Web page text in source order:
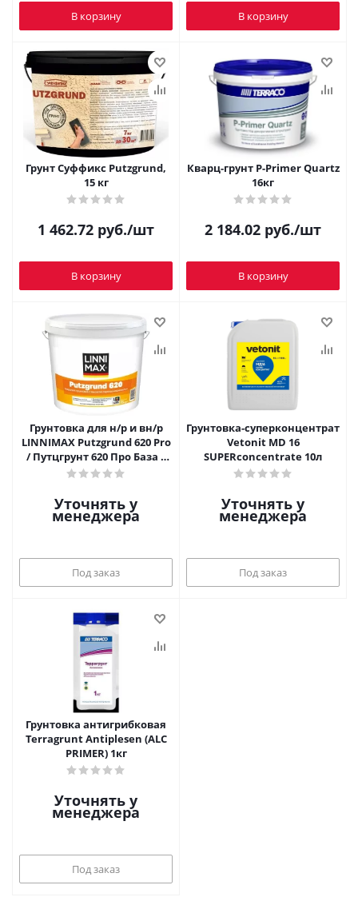
В корзину В корзину
Грунт Суффикс Putzgrund,
15 кг
1 462.72 руб./шт
В корзину
Кварц-грунт P-Primer Quartz
16кг
2 184.02 руб./шт
В корзину
Грунтовка для н/р и вн/р
LINNIMAX Putzgrund 620 Pro
/ Путцгрунт 620 Про База 1
25кг
Уточнять у
менеджера
Под заказ
Грунтовка-суперконцентрат
Vetonit MD 16
SUPERconcentrate 10л
Уточнять у
менеджера
Под заказ
Грунтовка антигрибковая
Terragrunt Antiplesen (ALC
PRIMER) 1кг
Уточнять у
менеджера
Под заказ